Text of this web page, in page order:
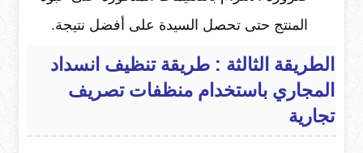
المنتج حتى تحصل السيدة على أفضل نتيجة.
الطريقة الثالثة : طريقة تنظيف انسداد
المجاري باستخدام منظفات تصريف
تجارية